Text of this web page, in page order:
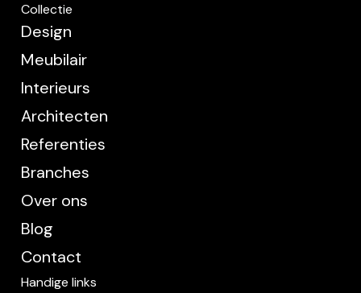
Collectie
Design
Meubilair
Interieurs
Architecten
Referenties
Branches
Over ons
Blog
Contact
Handige links